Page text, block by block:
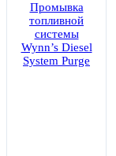
Промывка
топливной
системы
Wynn’s Diesel
System Purge